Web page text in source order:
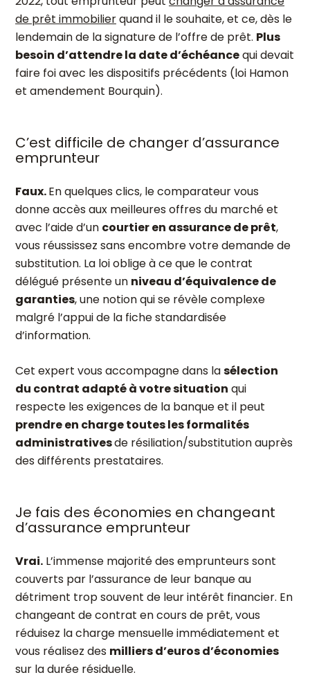
de prêt immobilierquand il le souhaite, et ce, dès le
lendemain de la signature de l’offre de prêt. Plus
besoin d’attendre la date d’échéancequi devait
faire foi avec les dispositifs précédents (loi Hamon
et amendement Bourquin).
C’est difficile de changer d’assurance
emprunteur
Faux.En quelques clics, le comparateur vous
donne accès aux meilleures offres du marché et
avec l’aide d’un courtier en assurance de prêt,
vous réussissez sans encombre votre demande de
substitution. La loi oblige à ce que le contrat
délégué présente un niveau d’équivalence de
garanties, une notion qui se révèle complexe
malgré l’appui de la fiche standardisée
d’information.
Cet expert vous accompagne dans lasélection
du contrat adapté à votre situation qui
respecte les exigences de la banque et il peut
prendre en charge toutes les formalités
administrativesde résiliation/substitution auprès
des différents prestataires.
Je fais des économies en changeant
d’assurance emprunteur
Vrai. L’immense majorité des emprunteurs sont
couverts par l’assurance de leur banque au
détriment trop souvent de leur intérêt financier. En
changeant de contrat en cours de prêt, vous
réduisez la charge mensuelle immédiatement et
vous réalisez des milliers d’euros d’économies
sur la durée résiduelle.